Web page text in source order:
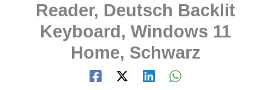
Reader, Deutsch Backlit
Keyboard, Windows 11
Home, Schwarz